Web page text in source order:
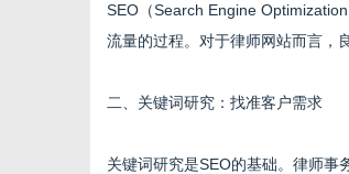
SEO（Search Engine
流量的过程。对于律师网站而言，
二、关键词研究：找准客户需求
关键词研究是SEO的基础。律师事